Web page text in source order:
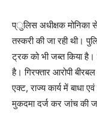
प्ुलिस अधीक्षक मोनिका
तस्करी की जा रही थी।
ट्रक को भी जब्त किया
है। गिरफ्तार आरोपी
एक्ट, राज्य कार्य में बाधा
मुकदमा दर्ज कर जांच की